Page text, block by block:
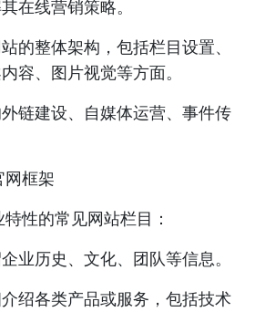
在线营销策略。
的整体架构，包括栏目设置、
容、图片视觉等方面。
链建设、自媒体运营、事件传
网框架
性的常见网站栏目：
业历史、文化、团队等信息。
绍各类产品或服务，包括技术